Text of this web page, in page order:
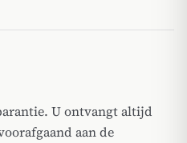
U ontvangt altijd
aan de